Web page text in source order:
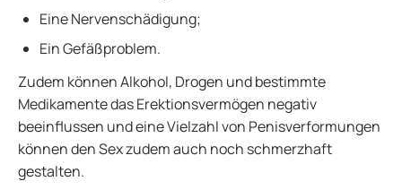
Eine Nervenschädigung;
Ein Gefäßproblem.
Zudem können Alkohol, Drogen und bestimmte
Medikamente das Erektionsvermögen negativ
beeinflussen und eine Vielzahl von Penisverformungen
können den Sex zudem auch noch schmerzhaft
gestalten.